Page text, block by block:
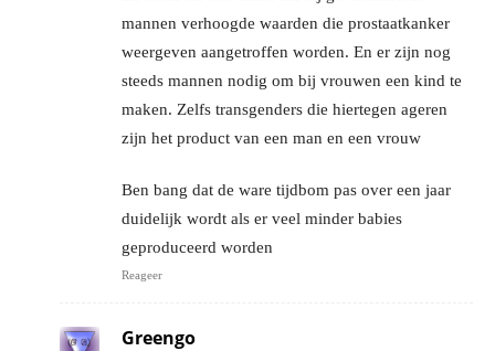
mannen verhoogde waarden die prostaatkanker
weergeven aangetroffen worden. En er zijn nog
steeds mannen nodig om bij vrouwen een kind te
maken. Zelfs transgenders die hiertegen ageren
zijn het product van een man en een vrouw
Ben bang dat de ware tijdbom pas over een jaar
duidelijk wordt als er veel minder babies
geproduceerd worden
Reageer
Greengo